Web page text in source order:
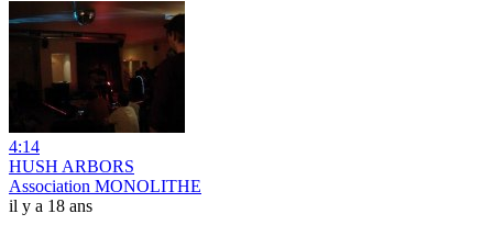
4:14
HUSH ARBORS
Association MONOLITHE
il y a 18 ans